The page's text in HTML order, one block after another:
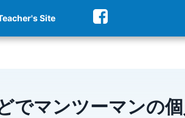
Site
でマンツーマンの